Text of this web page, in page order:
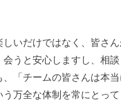
いだけではなく、皆さ
うと安心しますし、相
「チームの皆さんは本
万全な体制を常にとっ